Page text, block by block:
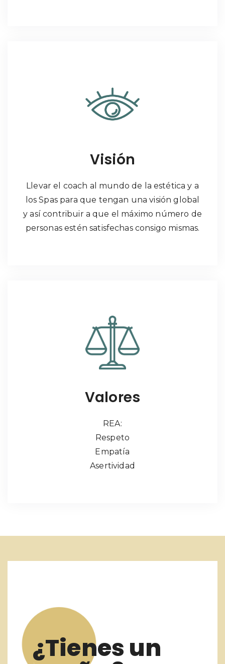
Visión
Llevar el coach al mundo de la estética y a
los Spas para que tengan una visión global
y así contribuir a que el máximo número de
personas estén satisfechas consigo mismas.
Valores
REA:
Respeto
Empatía
Asertividad
¿Tienes un